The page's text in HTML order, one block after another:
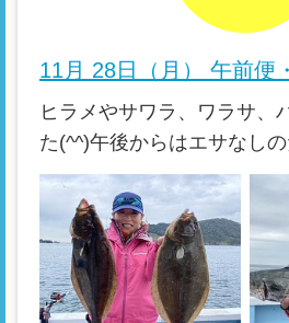
11月 28日（月） 午前便
ヒラメやサワラ、ワラサ、
た(^^)午後からはエサなしの